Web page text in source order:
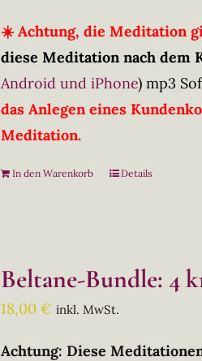
☀️ Achtung, die Meditation
diese Meditation nach dem
Android und iPhone) mp3
das Anlegen eines
Meditation.
In den Warenkorb Details
Beltane-Bundle: 4
18,00€ inkl. MwSt.
Achtung: Diese